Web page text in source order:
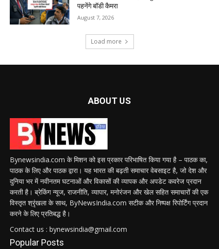
पहनेंगे बॉडी कैमरा
August 7, 2026
Load more
ABOUT US
Bynewsindia.com के मिशन को इस प्रकार परिभाषित किया गया है – पाठक का,
पाठक के लिए और पाठक द्वारा। यह भारत की बढ़ती समाचार वेबसाइट है, जो देश और
दुनिया भर में नवीनतम घटनाओं और विकासों की व्यापक और अपडेट कवरेज प्रदान
करती है। ब्रेकिंग न्यूज, राजनीति, व्यापार, मनोरंजन और खेल सहित समाचारों की एक
विस्तृत श्रृंखला के साथ, ByNewsIndia.com सटीक और निष्पक्ष रिपोर्टिंग प्रदान
करने के लिए प्रतिबद्ध है।
Contact us : bynewsindia@gmail.com
Popular Posts